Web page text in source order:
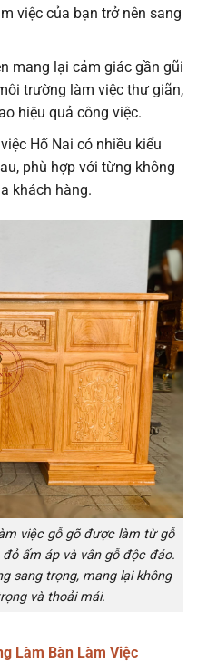
việc của bạn trở nên sang
mang lại cảm giác gần gũi
trường làm việc thư giãn,
hiệu quả công việc.
Hố Nai có nhiều kiểu
phù hợp với từng không
khách hàng.
việc gỗ gõ được làm từ gỗ
ấm áp và vân gỗ độc đáo.
sang trọng, mang lại không
và thoải mái.
Làm Bàn Làm Việc